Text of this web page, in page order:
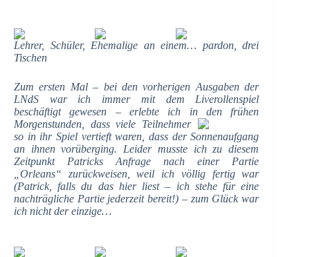
Lehrer, Schüler, Ehemalige an einem… pardon, drei
Tischen
Zum ersten Mal – bei den vorherigen Ausgaben der
LNdS war ich immer mit dem Liverollenspiel
beschäftigt gewesen – erlebte ich in den frühen
Morgenstunden, dass viele Teilnehmer
so in ihr Spiel vertieft waren, dass der Sonnenaufgang
an ihnen vorüberging. Leider musste ich zu diesem
Zeitpunkt Patricks Anfrage nach einer Partie
„Orleans“ zurückweisen, weil ich völlig fertig war
(Patrick, falls du das hier liest – ich stehe für eine
nachträgliche Partie jederzeit bereit!) – zum Glück war
ich nicht der einzige…